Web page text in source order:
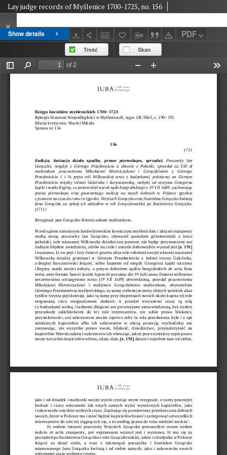
Show details PDF
Lay judge records of Myślenice 1700-1725, no. 156
Treść Skan